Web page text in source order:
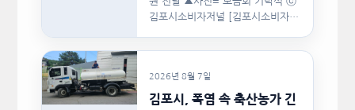
김포시소비자저널 [김포시소비자저
기사회복지공동모금회, 김포복지재
2026년 8월 7일
김포시, 폭염 속 축산농가 긴